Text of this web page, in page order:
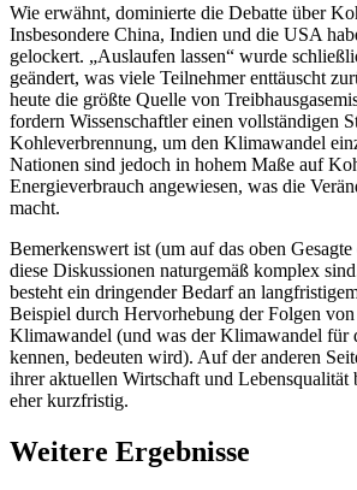
Wie erwähnt, dominierte die Debatte über
Insbesondere China, Indien und die USA
gelockert. „Auslaufen lassen“ wurde
geändert, was viele Teilnehmer enttäuscht
heute die größte Quelle von
fordern Wissenschaftler einen vollständigen
Kohleverbrennung, um den Klimawandel
Nationen sind jedoch in hohem Maße auf
Energieverbrauch angewiesen, was die
macht.
Bemerkenswert ist (um auf das oben Gesagte
diese Diskussionen naturgemäß komplex
besteht ein dringender Bedarf an
Beispiel durch Hervorhebung der Folgen
Klimawandel (und was der Klimawandel für
kennen, bedeuten wird). Auf der anderen
ihrer aktuellen Wirtschaft und Lebensqualität
eher kurzfristig.
Weitere Ergebnisse